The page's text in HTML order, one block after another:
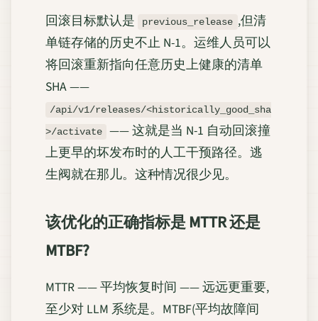
回滚目标默认是 previous_release ,但清
单链存储的历史不止 N-1。运维人员可以
将回滚重新指向任意历史上健康的清单
SHA ——
/api/v1/releases/<historically_good_sha
>/activate
—— 这就是当 N-1 自动回滚撞
上更早的坏发布时的人工干预路径。逃
生阀就在那儿。这种情况很少见。
该优化的正确指标是 MTTR 还是
MTBF?
MTTR —— 平均恢复时间 —— 远远更重要,
至少对 LLM 系统是。MTBF(平均故障间